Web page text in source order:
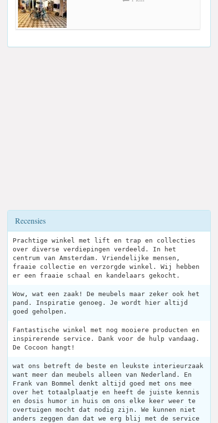
Recensies
Prachtige winkel met lift en trap en collecties
over diverse verdiepingen verdeeld. In het
centrum van Amsterdam. Vriendelijke mensen,
fraaie collectie en verzorgde winkel. Wij hebben
er een fraaie schaal en kandelaars gekocht.
Wow, wat een zaak! De meubels maar zeker ook het
pand. Inspiratie genoeg. Je wordt hier altijd
goed geholpen.
Fantastische winkel met nog mooiere producten en
inspirerende service. Dank voor de hulp vandaag.
De Cocoon hangt!
wat ons betreft de beste en leukste interieurzaak
want meer dan meubels alleen van Nederland. En
Frank van Bommel denkt altijd goed met ons mee
over het totaalplaatje en heeft de juiste kennis
en dosis humor in huis om ons elke keer weer te
overtuigen mocht dat nodig zijn. We kunnen niet
anders zeggen dan dat we erg blij met de service